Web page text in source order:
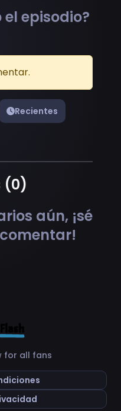
episodio?
Recientes
(0)
aún, ¡sé
for all fans